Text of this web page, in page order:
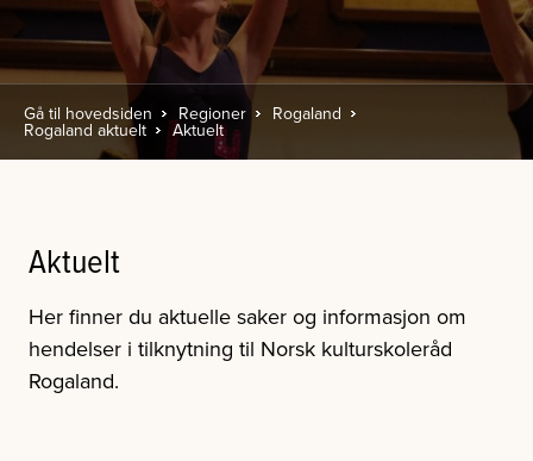
Gå til hovedsiden Regioner Rogaland
Rogaland aktuelt Aktuelt
Aktuelt
Her finner du aktuelle saker og informasjon om
hendelser i tilknytning til Norsk kulturskoleråd
Rogaland.